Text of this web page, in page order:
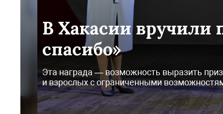
В Хакасии вручили
спасибо»
Эта награда — возможность выразить
и взрослых с ограниченными